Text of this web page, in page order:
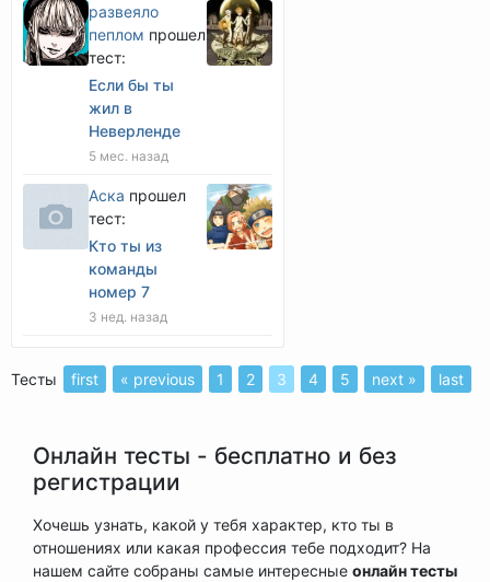
развеяло
пеплом прошел
тест:
Если бы ты
жил в
Неверленде
5 мес. назад
Аска прошел
тест:
Кто ты из
команды
номер 7
3 нед. назад
Тесты first « previous 1 2 3 4 5 next » last
Онлайн тесты - бесплатно и без
регистрации
Хочешь узнать, какой у тебя характер, кто ты в
отношениях или какая профессия тебе подходит? На
нашем сайте собраны самые интересные онлайн тесты